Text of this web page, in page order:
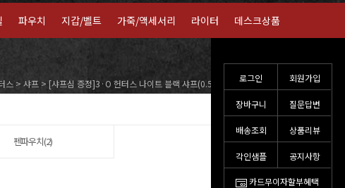
로그인 회원가입
장바구니 질문답변
배송조회 상품리뷰
각인샘플 공지사항
카드무이자할부혜택
파우치 지갑/벨트 가죽/액세서리 라이터 데스크상품
스 > 샤프 > [샤프심 증정]3·O 헌터스 나이트 블랙 샤프(0.5mm/IWP5BK791)
펜파우치(2)